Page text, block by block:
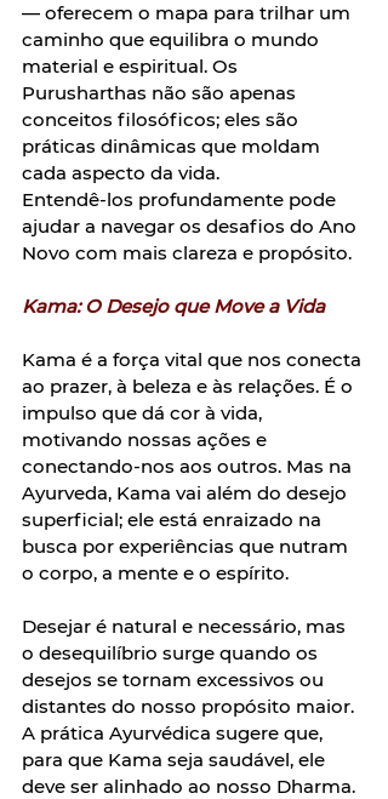
— oferecem o mapa para trilhar um
caminho que equilibra o mundo
material e espiritual. Os
Purusharthas não são apenas
conceitos filosóficos; eles são
práticas dinâmicas que moldam
cada aspecto da vida.
Entendê-los profundamente pode
ajudar a navegar os desafios do Ano
Novo com mais clareza e propósito.
Kama: O Desejo que Move a Vida
Kama é a força vital que nos conecta
ao prazer, à beleza e às relações. É o
impulso que dá cor à vida,
motivando nossas ações e
conectando-nos aos outros. Mas na
Ayurveda, Kama vai além do desejo
superficial; ele está enraizado na
busca por experiências que nutram
o corpo, a mente e o espírito.
Desejar é natural e necessário, mas
o desequilíbrio surge quando os
desejos se tornam excessivos ou
distantes do nosso propósito maior.
A prática Ayurvédica sugere que,
para que Kama seja saudável, ele
deve ser alinhado ao nosso Dharma.